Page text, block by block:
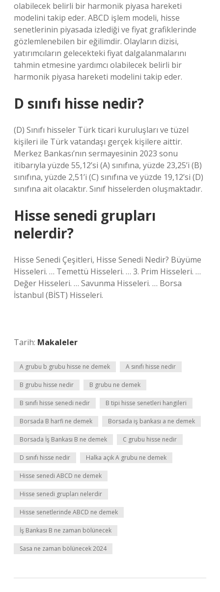
olabilecek belirli bir harmonik piyasa hareketi
modelini takip eder. ABCD işlem modeli, hisse
senetlerinin piyasada izlediği ve fiyat grafiklerinde
gözlemlenebilen bir eğilimdir. Olayların dizisi,
yatırımcıların gelecekteki fiyat dalgalanmalarını
tahmin etmesine yardımcı olabilecek belirli bir
harmonik piyasa hareketi modelini takip eder.
D sınıfı hisse nedir?
(D) Sınıfı hisseler Türk ticari kuruluşları ve tüzel
kişileri ile Türk vatandaşı gerçek kişilere aittir.
Merkez Bankası’nın sermayesinin 2023 sonu
itibarıyla yüzde 55,12’si (A) sınıfına, yüzde 23,25’i (B)
sınıfına, yüzde 2,51’i (C) sınıfına ve yüzde 19,12’si (D)
sınıfına ait olacaktır. Sınıf hisselerden oluşmaktadır.
Hisse senedi grupları
nelerdir?
Hisse Senedi Çeşitleri, Hisse Senedi Nedir? Büyüme
Hisseleri. … Temettü Hisseleri. … 3. Prim Hisseleri. …
Değer Hisseleri. … Savunma Hisseleri. … Borsa
İstanbul (BİST) Hisseleri.
Tarih: Makaleler
A grubu b grubu hisse ne demek A sınıfı hisse nedir
B grubu hisse nedir B grubu ne demek
B sınıfı hisse senedi nedir B tipi hisse senetleri hangileri
Borsada B harfi ne demek Borsada iş bankası a ne demek
Borsada İş Bankası B ne demek C grubu hisse nedir
D sınıfı hisse nedir Halka açık A grubu ne demek
Hisse senedi ABCD ne demek
Hisse senedi grupları nelerdir
Hisse senetlerinde ABCD ne demek
İş Bankası B ne zaman bölünecek
Sasa ne zaman bölünecek 2024